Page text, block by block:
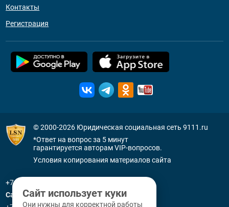
Контакты
Регистрация
© 2000-2026 Юридическая социальная сеть 9111.ru
*Ответ на вопрос за 5 минут
гарантируется авторам VIP-вопросов.
Условия копирования материалов сайта
+7 (800) 505-91-11
Санкт-Петербург
Сайт использует куки
Они нужны для корректной работы